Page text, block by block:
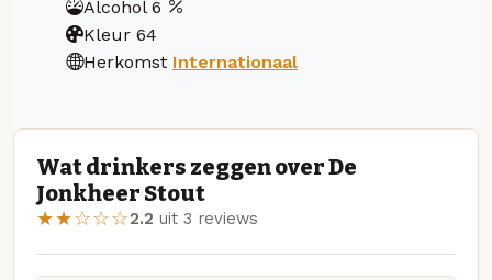
Alcohol 6
Kleur 64
Herkomst Internationaal
Wat drinkers zeggen over De
Jonkheer Stout
★★☆☆☆2.2 uit 3 reviews